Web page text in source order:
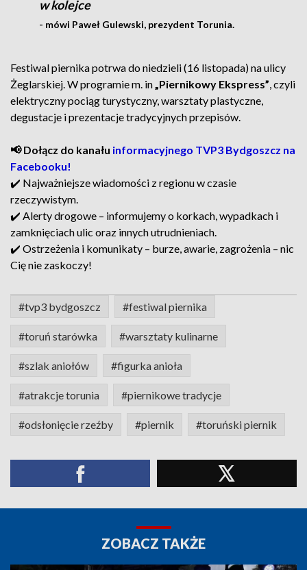
w kolejce
- mówi Paweł Gulewski, prezydent Torunia.
Festiwal piernika potrwa do niedzieli (16 listopada) na ulicy
Żeglarskiej. W programie m. in„Piernikowy Ekspress”, czyli
elektryczny pociąg turystyczny, warsztaty plastyczne,
degustacje i prezentacje tradycyjnych przepisów.
📢 Dołącz do kanału informacyjnego TVP3 Bydgoszcz na
Facebooku!
✔️ Najważniejsze wiadomości z regionu w czasie
rzeczywistym.
✔️ Alerty drogowe – informujemy o korkach, wypadkach i
zamknięciach ulic oraz innych utrudnieniach.
✔️ Ostrzeżenia i komunikaty – burze, awarie, zagrożenia – nic
Cię nie zaskoczy!
#tvp3 bydgoszcz #festiwal piernika
#toruń starówka #warsztaty kulinarne
#szlak aniołów #figurka anioła
#atrakcje torunia #piernikowe tradycje
#odsłonięcie rzeźby #piernik #toruński piernik
ZOBACZ TAKŻE